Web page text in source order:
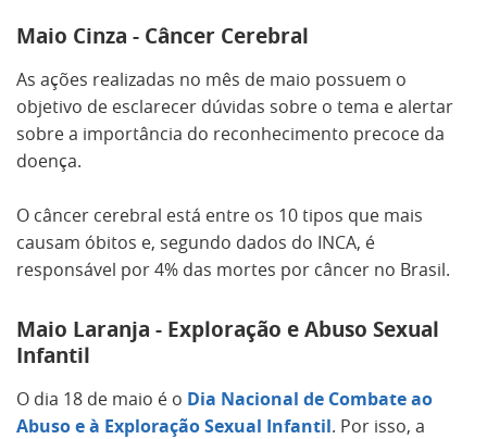
Maio Cinza - Câncer Cerebral
As ações realizadas no mês de maio possuem o
objetivo de esclarecer dúvidas sobre o tema e alertar
sobre a importância do reconhecimento precoce da
doença.
O câncer cerebral está entre os 10 tipos que mais
causam óbitos e, segundo dados do INCA, é
responsável por 4% das mortes por câncer no Brasil.
Maio Laranja - Exploração e Abuso Sexual
Infantil
O dia 18 de maio é o Dia Nacional de Combate ao
Abuso e à Exploração Sexual Infantil. Por isso, a